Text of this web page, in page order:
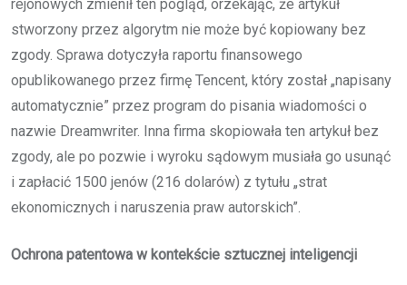
rejonowych zmienił ten pogląd, orzekając, że artykuł
stworzony przez algorytm nie może być kopiowany bez
zgody. Sprawa dotyczyła raportu finansowego
opublikowanego przez firmę Tencent, który został „napisany
automatycznie” przez program do pisania wiadomości o
nazwie Dreamwriter. Inna firma skopiowała ten artykuł bez
zgody, ale po pozwie i wyroku sądowym musiała go usunąć
i zapłacić 1500 jenów (216 dolarów) z tytułu „strat
ekonomicznych i naruszenia praw autorskich”.
Ochrona patentowa w kontekście sztucznej inteligencji